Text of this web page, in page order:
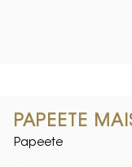
PAPEETE
Papeete